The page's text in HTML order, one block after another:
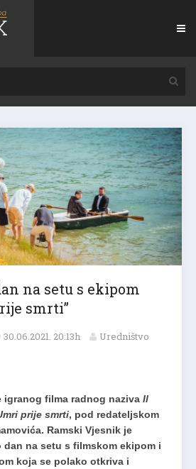
na setu s ekipom
smrti”
30.06.2021. 20:13h Uredništvo
igranog filma radnog naziva Il
prije smrti, pod redateljskom
Ramski Vjesnik je
na setu s filmskom ekipom i
koja se polako otkriva i